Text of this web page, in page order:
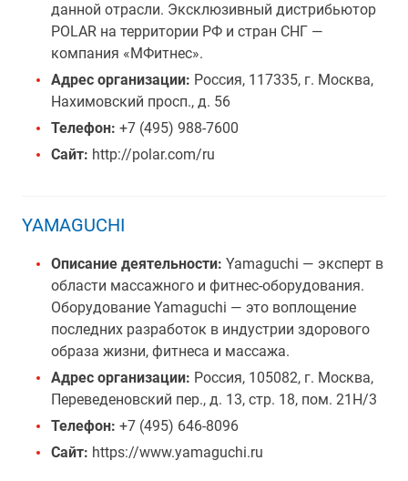
данной отрасли. Эксклюзивный дистрибьютор
POLAR на территории РФ и стран СНГ —
компания «МФитнес».
Адрес организации: Россия, 117335, г. Москва,
Нахимовский просп., д. 56
Телефон: +7 (495) 988-7600
Сайт: http://polar.com/ru
YAMAGUCHI
Описание деятельности: Yamaguchi — эксперт в
области массажного и фитнес-оборудования.
Оборудование Yamaguchi — это воплощение
последних разработок в индустрии здорового
образа жизни, фитнеса и массажа.
Адрес организации: Россия, 105082, г. Москва,
Переведеновский пер., д. 13, стр. 18, пом. 21Н/3
Телефон: +7 (495) 646-8096
Сайт: https://www.yamaguchi.ru